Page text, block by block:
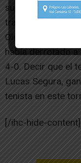
su primer torneo,
tras perder en la
Olivar de
había derrotado
4-0. Decir que el
Lucas Segura,
tenista en este
[/ihc-hide-content]